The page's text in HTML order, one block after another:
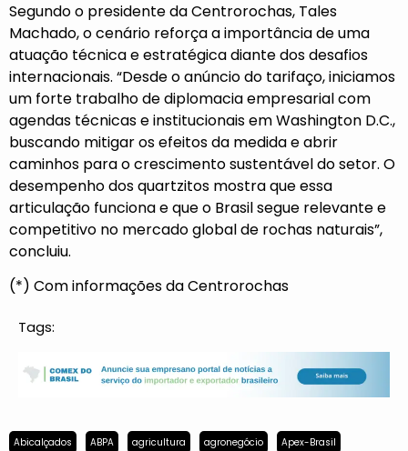
Segundo o presidente da Centrorochas, Tales
Machado, o cenário reforça a importância de uma
atuação técnica e estratégica diante dos desafios
internacionais. “Desde o anúncio do tarifaço, iniciamos
um forte trabalho de diplomacia empresarial com
agendas técnicas e institucionais em Washington D.C.,
buscando mitigar os efeitos da medida e abrir
caminhos para o crescimento sustentável do setor. O
desempenho dos quartzitos mostra que essa
articulação funciona e que o Brasil segue relevante e
competitivo no mercado global de rochas naturais”,
concluiu.
(*) Com informações da Centrorochas
Tags:
Abicalçados ABPA agricultura agronegócio Apex-Brasil